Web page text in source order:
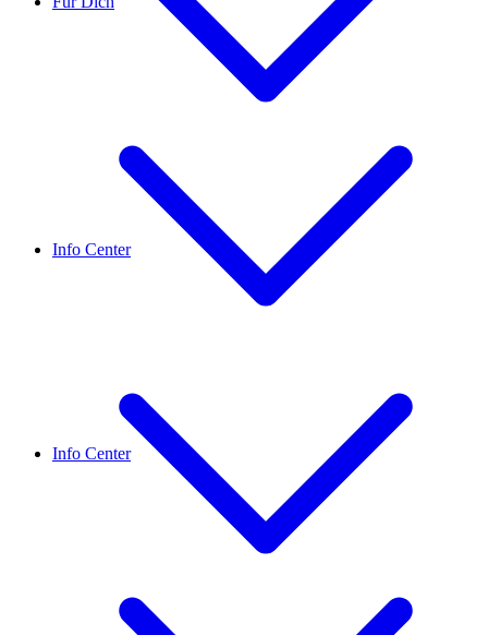
Info Center
Info Center